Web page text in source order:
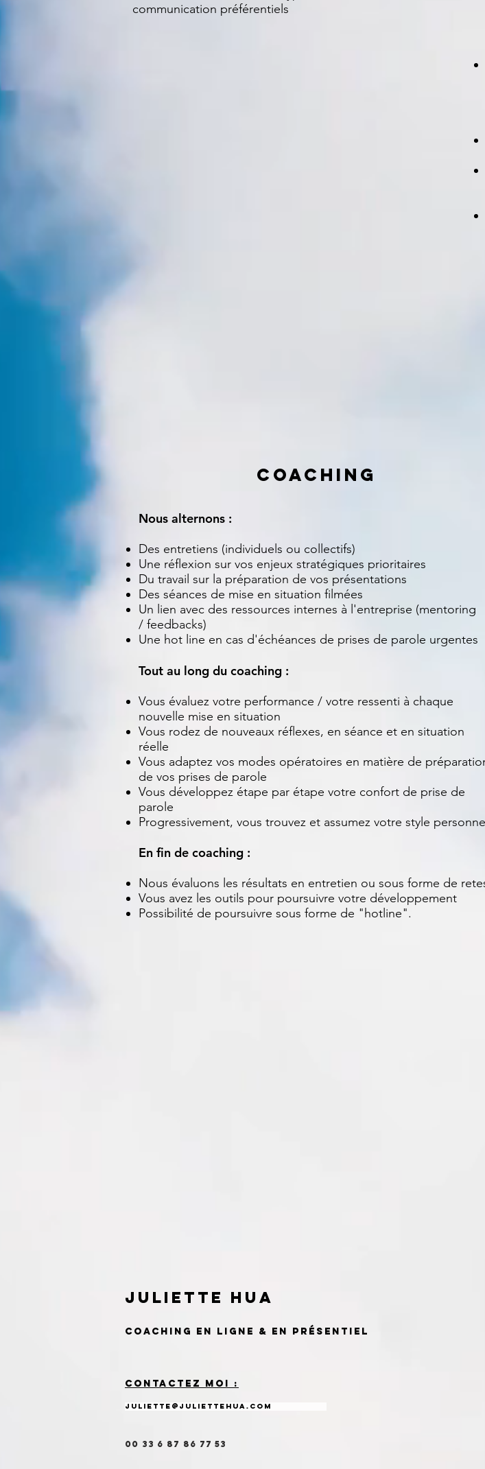
communication préférentiels
COACHING
Nous alternons :
Des entretiens (individuels ou collectifs)
Une réflexion sur vos enjeux stratégiques prioritaires
Du travail sur la préparation de vos présentations
Des séances de mise en situation filmées
Un lien avec des ressources internes à l'entreprise (mentoring
/ feedbacks)
Une hot line en cas d'échéances de prises de parole urgentes
Tout au long du coaching :
Vous évaluez votre performance / votre ressenti à chaque
nouvelle mise en situation
Vous rodez de nouveaux réflexes, en séance et en situation
réelle
Vous adaptez vos modes opératoires en matière de
de vos prises de parole
Vous développez étape par étape votre confort de prise de
parole
Progressivement, vous trouvez et assumez votre style personnel
En fin de coaching :
Nous évaluons les résultats en entretien ou sous forme de
Vous avez les outils pour poursuivre votre développement
Possibilité de poursuivre sous forme de "hotline".
Juliette HUa
Coaching en ligne & En présentiel
Contactez moi :
00 33 6 87 86 77 53
juliette@juliettehua.com